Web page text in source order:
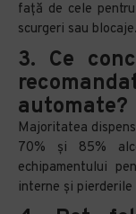
față de cele
scurgeri sau blocaje.
3. Ce
automate?
Majoritatea
70% și 85%
echipamentului
interne și